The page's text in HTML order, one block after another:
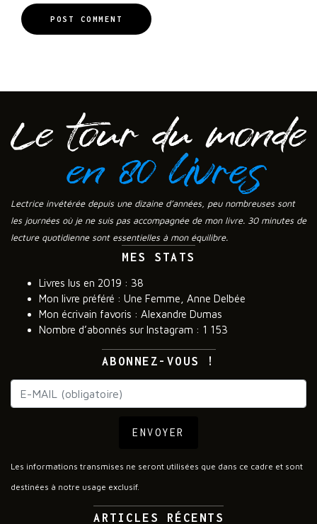
POST COMMENT
Lectrice invétérée depuis une dizaine d’années, peu nombreuses sont
les journées où je ne suis pas accompagnée de mon livre. 30 minutes de
lecture quotidienne sont essentielles à mon équilibre.
MES STATS
Livres lus en 2019 : 38
Mon livre préféré : Une Femme, Anne Delbée
Mon écrivain favoris : Alexandre Dumas
Nombre d’abonnés sur Instagram : 1 153
ABONNEZ-VOUS !
ENVOYER
Les informations transmises ne seront utilisées que dans ce cadre et sont
destinées à notre usage exclusif.
ARTICLES RÉCENTS